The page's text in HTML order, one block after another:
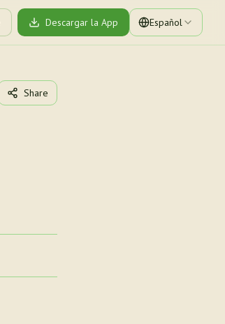
Descargar la App Español
Share